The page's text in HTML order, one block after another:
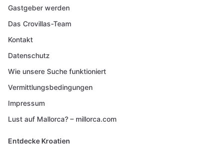
Gastgeber werden
Das Crovillas-Team
Kontakt
Datenschutz
Wie unsere Suche funktioniert
Vermittlungsbedingungen
Impressum
Lust auf Mallorca? – millorca.com
Entdecke Kroatien